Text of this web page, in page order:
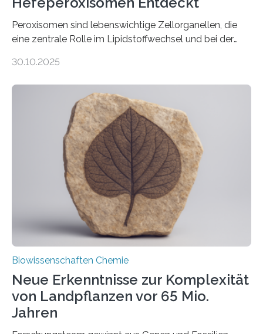
Peroxisomen sind lebenswichtige Zellorganellen, die
eine zentrale Rolle im Lipidstoffwechsel und bei der
erfüllen können, müssen zahlreiche Enzyme präzise in
der Ruhr-Universität Bochum um Prof. Dr. Ralf Erdmann
und Dr. Ismaila Francis Yusuf hat nun einen bislang
unbekannten Qualitätskontrollmechanismus des
peroxisomalen Proteintransports in der Bäckerhefe
Saccharomyces cerevisiae entdeckt, der für die
Funktionsfähigkeit der Organellen entscheidend ist. Die
Studie wurde am 28. Oktober 2025 in der
Fachzeitschrift…
30.10.2025
Biowissenschaften Chemie
Neue Erkenntnisse zur Komplexität
von Landpflanzen vor 65 Mio.
Jahren